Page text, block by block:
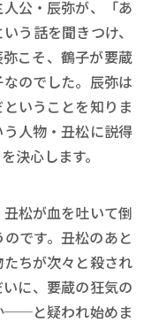
公・辰弥が、「あ
う話を聞きつけ、
こそ、鶴子が要蔵
のでした。辰弥は
いうことを知りま
人物・丑松に説得
決心します。
松が血を吐いて倒
です。丑松のあと
ちが次々と殺され
に、要蔵の狂気の
──と疑われ始めま